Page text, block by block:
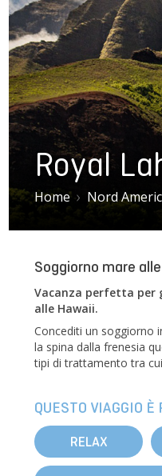
Royal
Home Nord
Soggiorno mare
Vacanza perfetta per
alle Hawaii.
Concediti un soggiorno
la spina dalla frenesia
tipi di trattamento tra
QUESTO VIAGGIO
RELAX